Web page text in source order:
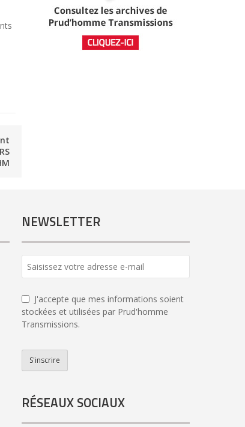
NEWSLETTER
J'accepte que mes informations soient
stockées et utilisées par Prud'homme
Transmissions.
S'inscrire
RÉSEAUX SOCIAUX